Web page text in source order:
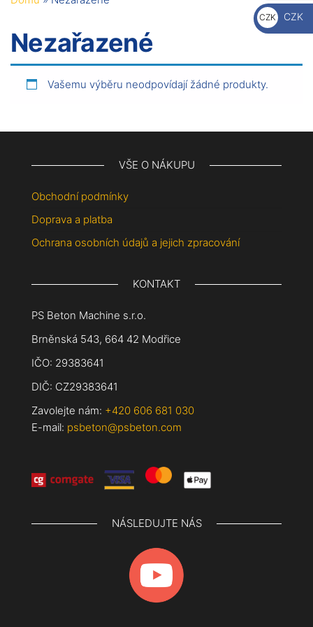
Nezařazené
Vašemu výběru neodpovídají žádné produkty.
VŠE O NÁKUPU
Obchodní podmínky
Doprava a platba
Ochrana osobních údajů a jejich zpracování
KONTAKT
PS Beton Machine s.r.o.
Brněnská 543, 664 42 Modřice
IČO: 29383641
DIČ: CZ29383641
Zavolejte nám: +420 606 681 030
E-mail: psbeton@psbeton.com
NÁSLEDUJTE NÁS
CZK
Kč
CZK